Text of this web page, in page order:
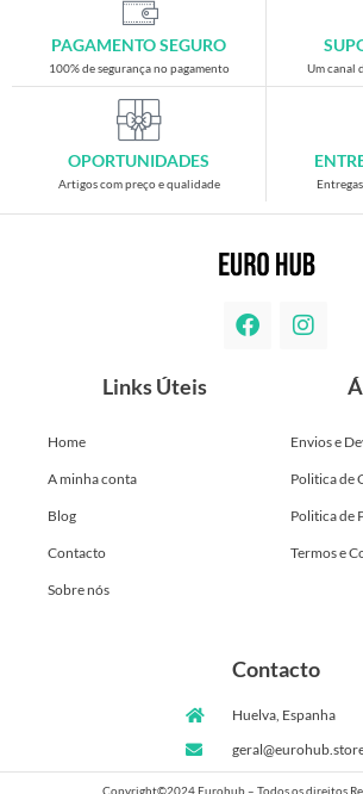
PAGAMENTO SEGURO
100% de segurança no pagamento Um canal
OPORTUNIDADES
Artigos com preço e qualidade
Links Úteis
Home
A minha conta
Blog
Contacto
Sobre nós
Envios e
Politica de
Politica de
Termos e
Contacto
Huelva, Espanha
Copyright©2024 Eurohub – Todos os direitos